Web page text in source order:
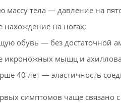
массу тела — давление на
нахождение на ногах;
обувь — без достаточной
икроножных мышц и
40 лет — эластичность
симптомов чаще связано